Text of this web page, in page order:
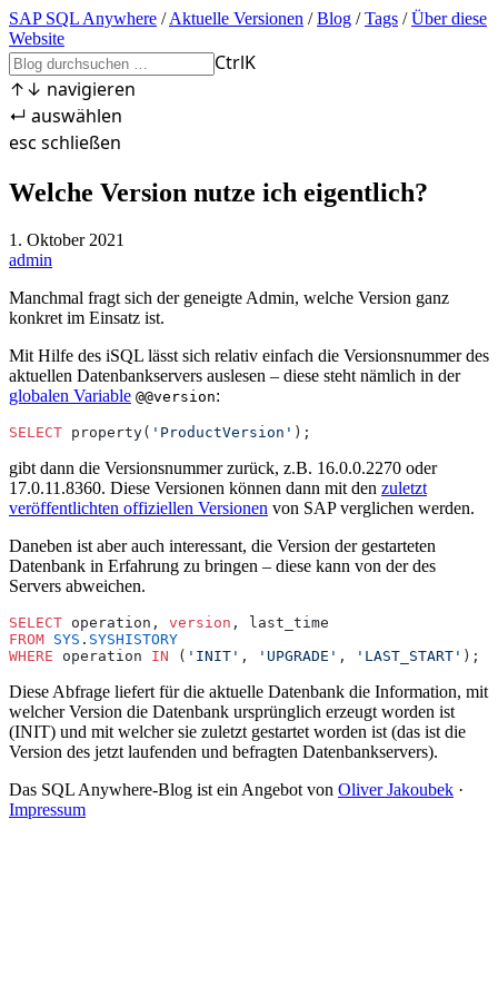
SAP SQL Anywhere / Aktuelle Versionen / Blog / Tags / Über diese
Website
CtrlK
↑↓ navigieren
↵ auswählen
esc schließen
Welche Version nutze ich eigentlich?
1. Oktober 2021
admin
Manchmal fragt sich der geneigte Admin, welche Version ganz
konkret im Einsatz ist.
Mit Hilfe des iSQL lässt sich relativ einfach die Versionsnummer des
aktuellen Datenbankservers auslesen – diese steht nämlich in der
globalen Variable @@version:
SELECT property( 'ProductVersion' );
gibt dann die Versionsnummer zurück, z.B. 16.0.0.2270 oder
17.0.11.8360. Diese Versionen können dann mit den zuletzt
veröffentlichten offiziellen Versionen von SAP verglichen werden.
Daneben ist aber auch interessant, die Version der gestarteten
Datenbank in Erfahrung zu bringen – diese kann von der des
Servers abweichen.
SELECT operation, version , last_time
FROM SYS . SYSHISTORY
WHERE operation IN ( 'INIT' , 'UPGRADE' , 'LAST_START' );
Diese Abfrage liefert für die aktuelle Datenbank die Information, mit
welcher Version die Datenbank ursprünglich erzeugt worden ist
(INIT) und mit welcher sie zuletzt gestartet worden ist (das ist die
Version des jetzt laufenden und befragten Datenbankservers).
Das SQL Anywhere-Blog ist ein Angebot von Oliver Jakoubek ·
Impressum